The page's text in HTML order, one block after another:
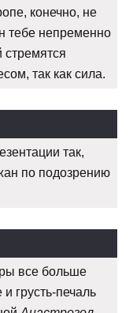
конечно, не
тебе непременно
так как сила.
так,
по подозрению
все больше
грусть-печаль